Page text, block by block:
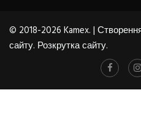
© 2018-2026 Kamex. |
сайту. Розкрутка сайту.